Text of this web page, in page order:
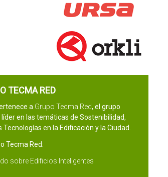
TECMA RED
a Grupo Tecma Red, el grupo
en las temáticas de Sostenibilidad,
Tecnologías en la Edificación y la Ciudad.
Tecma Red:
sobre Edificios Inteligentes